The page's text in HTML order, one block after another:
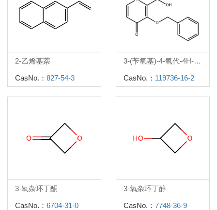
2-乙烯基萘
CasNo.： 827-54-3
3-(苄氧基)-4-氧代-4H-吡喃-2-羧酸
CasNo.： 119736-16-2
3-氧杂环丁酮
CasNo.： 6704-31-0
3-氧杂环丁醇
CasNo.： 7748-36-9